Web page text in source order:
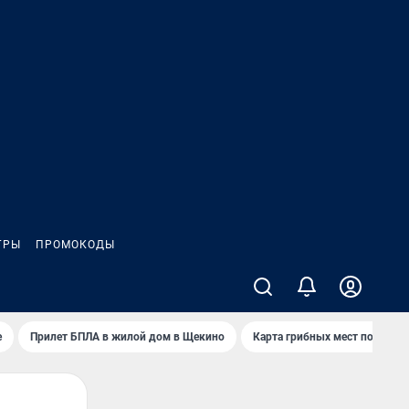
ПРОМОКОДЫ
Прилет БПЛА в жилой дом в Щекино Карта грибных мест под